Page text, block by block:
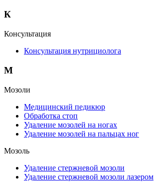
К
Консультация
Консультация нутрициолога
М
Мозоли
Медицинский педикюр
Обработка стоп
Удаление мозолей на ногах
Удаление мозолей на пальцах ног
Мозоль
Удаление стержневой мозоли
Удаление стержневой мозоли лазером